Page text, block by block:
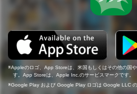
Appleのロゴ、App Storeは、米国もしくはその他の国
す。App Storeは、Apple Inc.のサービスマークです。
Google Play および Google Play ロゴは Google LLC の